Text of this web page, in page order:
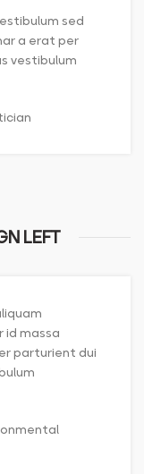
sed
a erat per
vestibulum
LEFT
id massa
parturient dui